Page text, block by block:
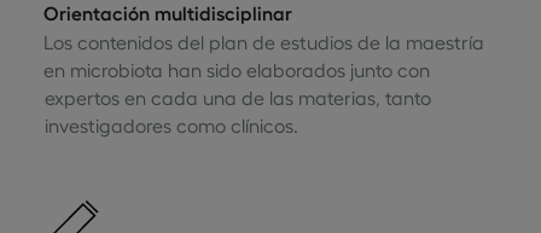
Orientación multidisciplinar
Los contenidos del plan de estudios de la maestría
en microbiota han sido elaborados junto con
expertos en cada una de las materias, tanto
investigadores como clínicos.